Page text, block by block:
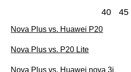
40 45
Nova Plus vs. Huawei P20
Nova Plus vs. P20 Lite
Nova Plus vs. Huawei nova 3i